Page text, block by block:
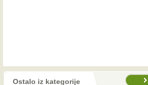
Ostalo iz kategorije